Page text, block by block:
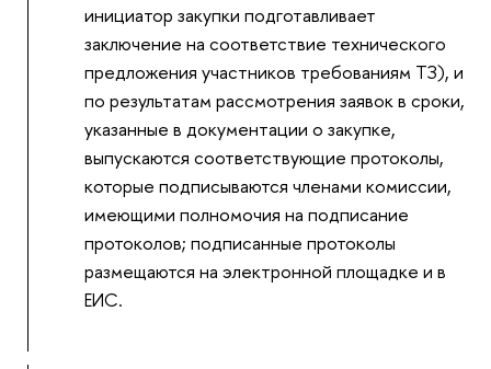
инициатор закупки подготавливает
заключение на соответствие технического
предложения участников требованиям ТЗ), и
по результатам рассмотрения заявок в сроки,
указанные в документации о закупке,
выпускаются соответствующие протоколы,
которые подписываются членами комиссии,
имеющими полномочия на подписание
протоколов; подписанные протоколы
размещаются на электронной площадке и в
ЕИС.